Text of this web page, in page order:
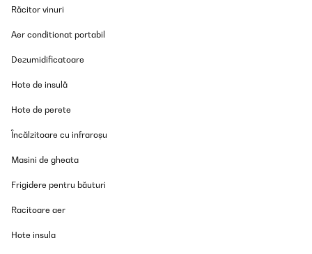
Răcitor vinuri
Aer conditionat portabil
Dezumidificatoare
Hote de insulă
Hote de perete
Încălzitoare cu infraroșu
Masini de gheata
Frigidere pentru băuturi
Racitoare aer
Hote insula